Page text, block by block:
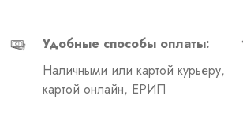
Удобные способы оплаты:
Наличными или картой курьеру,
картой онлайн, ЕРИП